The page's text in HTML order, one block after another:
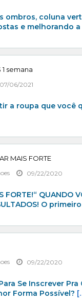
ombros, coluna
e melhorando a
semana
07/06/2021
a roupa que você
MAIS FORTE
09/22/2020
FORTE!“ QUANDO
O
09/22/2020
Se Inscrever
Forma Possível?